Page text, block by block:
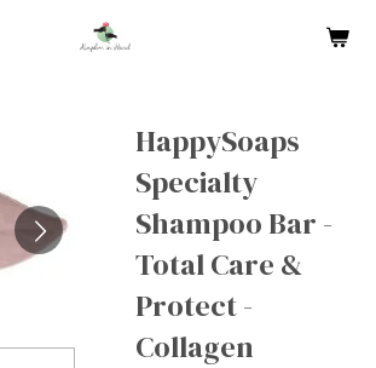
HappySoaps
Specialty
Shampoo Bar -
Total Care &
Protect -
Collagen